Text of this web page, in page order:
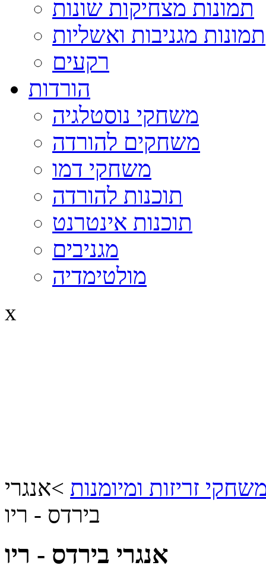
תמונות מצחיקות שונות
תמונות מגניבות ואשליות
רקעים
הורדות
משחקי נוסטלגיה
משחקים להורדה
משחקי דמו
תוכנות להורדה
תוכנות אינטרנט
מגניבים
מולטימדיה
x
זריזות ומיומנות >אנגרי
בירדס - ריו
אנגרי בירדס - ריו